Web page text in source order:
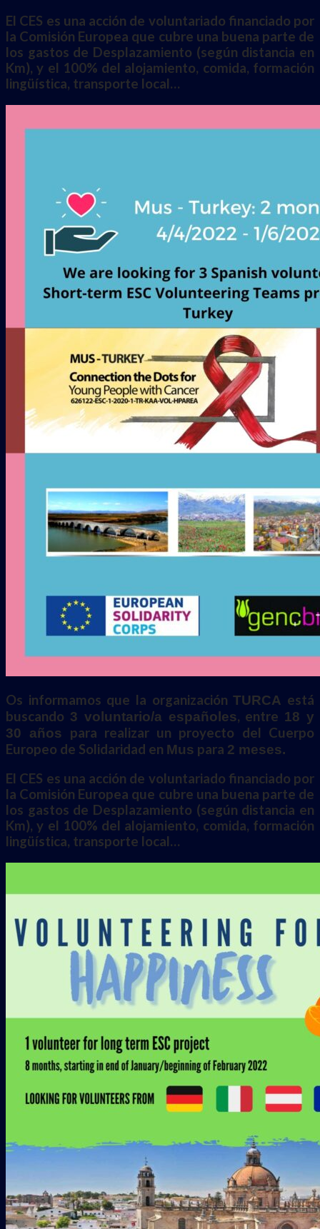
El CES es una acción de voluntariado financiado por
la Comisión Europea que cubre una buena parte de
los gastos de Desplazamiento (según distancia en
Km), y el 100% del alojamiento, comida, formación
lingüística, transporte local…
Os informamos que la organizaciónTURCA está
buscando 3 voluntario/a españoles, entre 18 y
30 años para realizar un proyecto del Cuerpo
Europeo de Solidaridad en Mus para 2 meses.
El CES es una acción de voluntariado financiado por
la Comisión Europea que cubre una buena parte de
los gastos de Desplazamiento (según distancia en
Km), y el 100% del alojamiento, comida, formación
lingüística, transporte local…